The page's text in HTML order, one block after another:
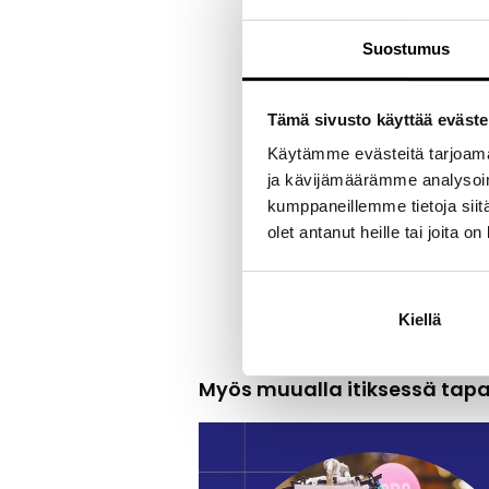
Suostumus
Tämä sivusto käyttää
Käytämme evästeitä
ja kävijämäärämme
kumppaneillemme tietoja
olet antanut heille tai joita
Kiellä
ja
Jaa
Myös muualla itiksessä